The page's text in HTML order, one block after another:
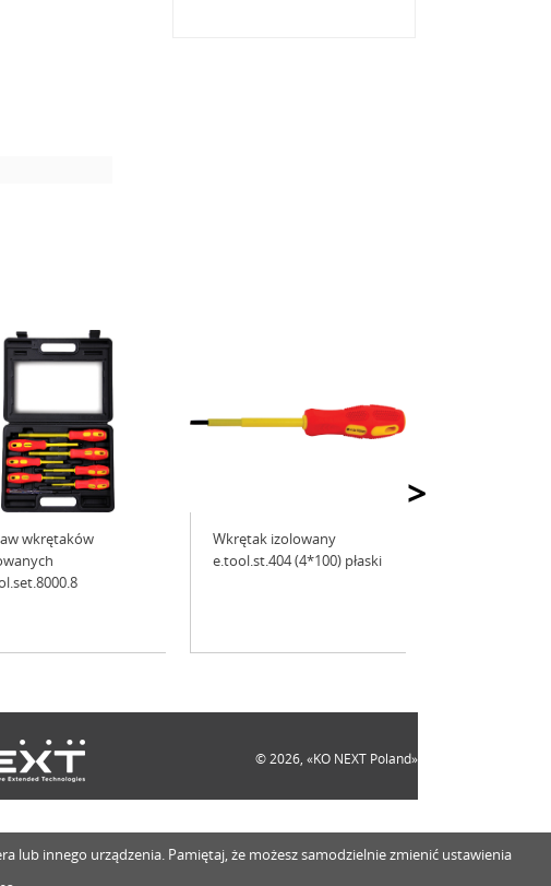
lub innego urządzenia. Pamiętaj, że możesz samodzielnie zmienić ustawienia
>
wkrętaków
Wkrętak izolowany
e.tool.st.404 (4*100) płaski
© 2026, «KO NEXT Poland»